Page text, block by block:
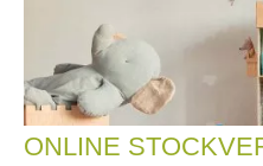
ONLINE